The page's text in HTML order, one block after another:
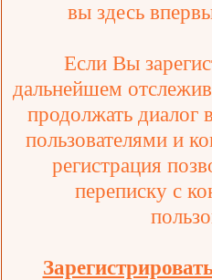
вы здесь
Если Вы
дальнейшем
продолжать диалог
пользователями и
регистрация
переписку с